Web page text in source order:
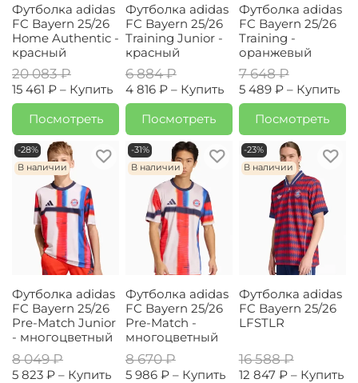
Футболка adidas
FC Bayern 25/26
Home Authentic -
красный
20 083 ₽
15 461 ₽ – Купить
Посмотреть
Футболка adidas
FC Bayern 25/26
Training Junior -
красный
6 884 ₽
4 816 ₽ – Купить
Посмотреть
Футболка adidas
FC Bayern 25/26
Training -
оранжевый
7 648 ₽
5 489 ₽ – Купить
Посмотреть
-28%
В наличии
Футболка adidas
FC Bayern 25/26
Pre-Match Junior
- многоцветный
8 049 ₽
5 823 ₽ – Купить
-31%
В наличии
Футболка adidas
FC Bayern 25/26
Pre-Match -
многоцветный
8 670 ₽
5 986 ₽ – Купить
-23%
В наличии
Футболка adidas
FC Bayern 25/26
LFSTLR
16 588 ₽
12 847 ₽ – Купить